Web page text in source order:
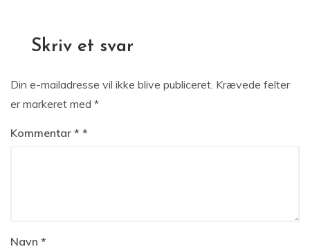
Skriv et svar
Din e-mailadresse vil ikke blive publiceret. Krævede felter
er markeret med *
Kommentar *
Navn *